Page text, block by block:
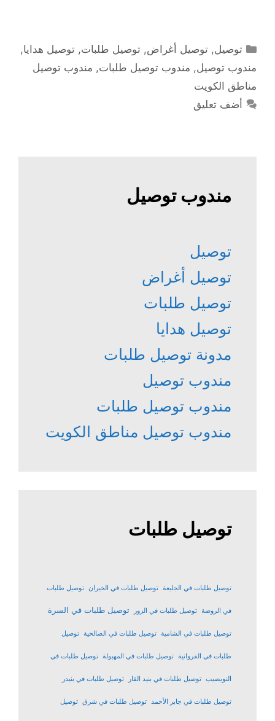
التصنيفات
توصيل,توصيل أغراض,توصيل طلبات,توصيل هدايا,
مندوب توصيل, مندوب توصيل طلبات, مندوب توصيل
مناطق الكويت
أضف تعليق
مندوب توصيل
توصيل
توصيل أغراض
توصيل طلبات
توصيل هدايا
مدونة توصيل طلبات
مندوب توصيل
مندوب توصيل طلبات
مندوب توصيل مناطق الكويت
توصيل طلبات
توصيل طلبات في الجليعة توصيل طلبات في الخيران توصيل طلبات
في الروضة توصيل طلبات في الزور توصيل طلبات في السرة
توصيل طلبات في الشامية توصيل طلبات في الصالحية توصيل
طلبات في الفروانية توصيل طلبات في المهبولة توصيل طلبات في
النويصيب توصيل طلبات في بنيد القار توصيل طلبات في بنيدر
توصيل طلبات في جابر الأحمد توصيل طلبات في شرق توصيل